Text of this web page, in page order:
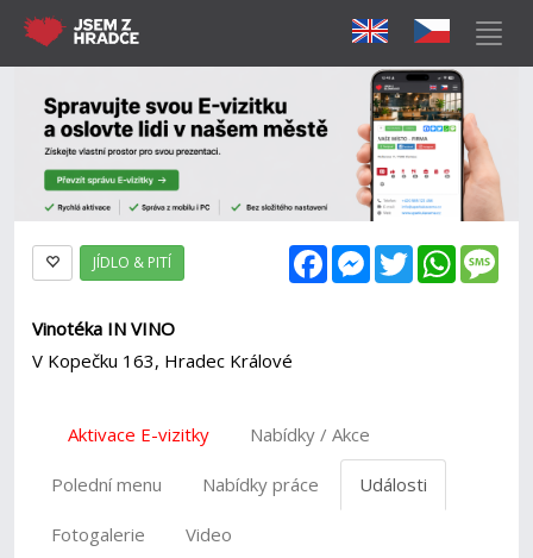
FacebookMessenger
Twitter
JÍDLO & PITÍ
Vinotéka IN VINO
V Kopečku 163, Hradec Králové
Aktivace E-vizitky Nabídky / Akce
Polední menu Nabídky práce Události
Fotogalerie Video